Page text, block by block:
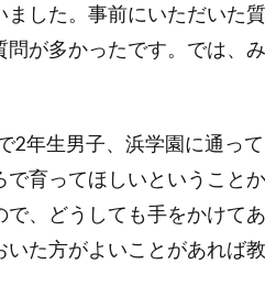
した。事前にいただいた
が多かったです。では、
2年生男子、浜学園に通っ
育ってほしいということ
、どうしても手をかけて
た方がよいことがあれば教